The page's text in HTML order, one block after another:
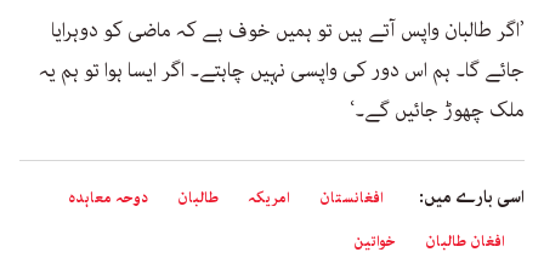
’اگر طالبان واپس آتے ہیں تو ہمیں خوف ہے کہ ماضی کو دوہرایا
جائے گا۔ ہم اس دور کی واپسی نہیں چاہتے۔ اگر ایسا ہوا تو ہم یہ
ملک چھوڑ جائیں گے۔‘
اسی بارے میں: افغانستان امریکہ طالبان
دوحہ معاہدہ
افغان طالبان
خواتین